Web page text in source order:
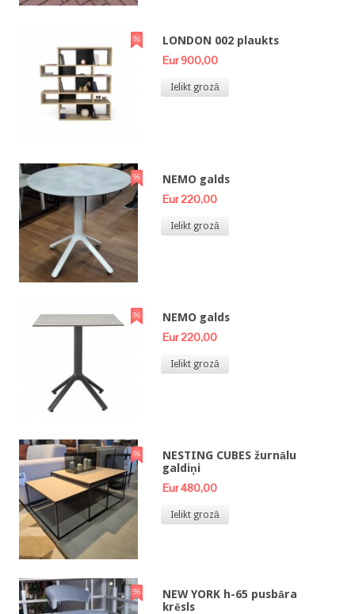
LONDON 002 plaukts
Eur 900,00
Ielikt grozā
NEMO galds
Eur 220,00
Ielikt grozā
NEMO galds
Eur 220,00
Ielikt grozā
NESTING CUBES žurnālu
galdiņi
Eur 480,00
Ielikt grozā
NEW YORK h-65 pusbāra
krēsls